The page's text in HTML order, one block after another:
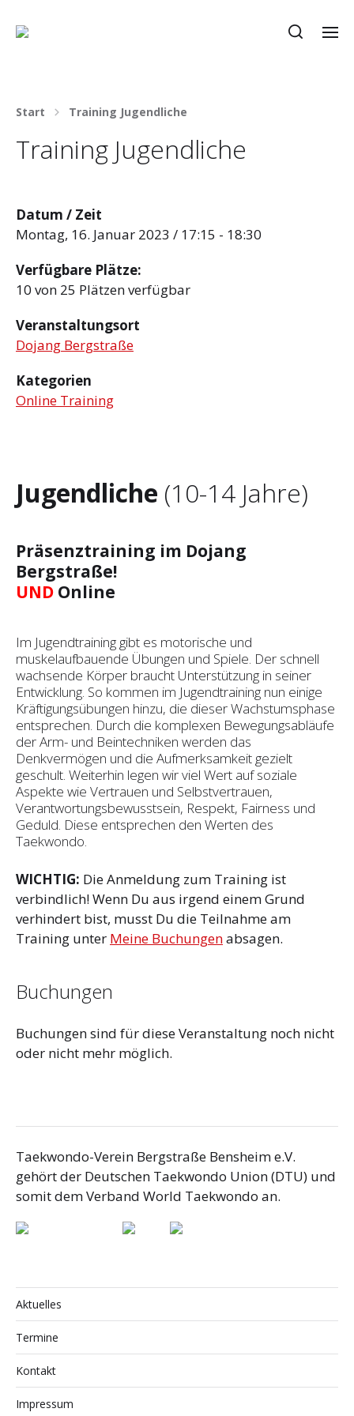
Start Training Jugendliche
Training Jugendliche
Datum / Zeit
Montag, 16. Januar 2023 / 17:15 - 18:30
Verfügbare Plätze:
10 von 25 Plätzen verfügbar
Veranstaltungsort
Dojang Bergstraße
Kategorien
Online Training
Jugendliche (10-14 Jahre)
Präsenztraining im Dojang
Bergstraße!
UND Online
Im Jugendtraining gibt es motorische und
muskelaufbauende Übungen und Spiele. Der schnell
wachsende Körper braucht Unterstützung in seiner
Entwicklung. So kommen im Jugendtraining nun einige
Kräftigungsübungen hinzu, die dieser Wachstumsphase
entsprechen. Durch die komplexen Bewegungsabläufe
der Arm- und Beintechniken werden das
Denkvermögen und die Aufmerksamkeit gezielt
geschult. Weiterhin legen wir viel Wert auf soziale
Aspekte wie Vertrauen und Selbst­vertrauen,
Verantwortungsbewusstsein, Respekt, Fairness und
Geduld. Diese entsprechen den Werten des
Taekwondo.
WICHTIG: Die Anmeldung zum Training ist
verbindlich! Wenn Du aus irgend einem Grund
verhindert bist, musst Du die Teilnahme am
Training unter Meine Buchungenabsagen.
Buchungen
Buchungen sind für diese Veranstaltung noch nicht
oder nicht mehr möglich.
Taekwondo-Verein Bergstraße Bensheim e.V.
gehört der Deutschen Taekwondo Union (DTU) und
somit dem Verband World Taekwondo an.
Aktuelles
Termine
Kontakt
Impressum